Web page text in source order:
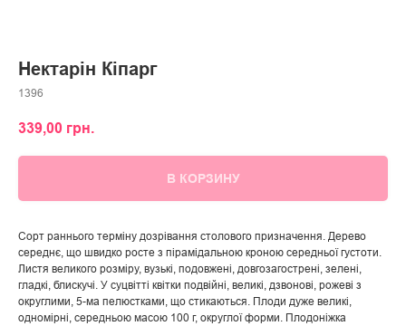
Нектарін Кіпарг
1396
339,00 грн.
В КОРЗИНУ
Сорт раннього терміну дозрівання столового призначення. Дерево
середнє, що швидко росте з пірамідальною кроною середньої густоти.
Листя великого розміру, вузькі, подовжені, довгозагострені, зелені,
гладкі, блискучі. У суцвітті квітки подвійні, великі, дзвонові, рожеві з
округлими, 5-ма пелюстками, що стикаються. Плоди дуже великі,
одномірні, середньою масою 100 г, округлої форми. Плодоніжка